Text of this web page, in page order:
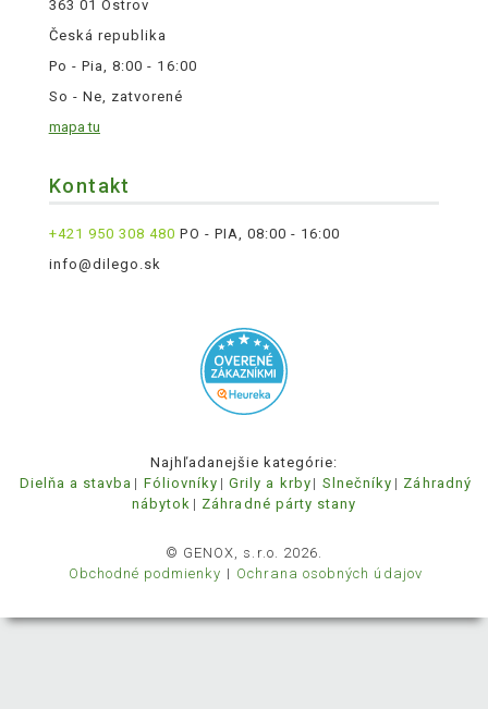
363 01 Ostrov
Česká republika
Po - Pia, 8:00 - 16:00
So - Ne, zatvorené
mapa tu
Kontakt
+421 950 308 480 PO - PIA, 08:00 - 16:00
info@dilego.sk
Najhľadanejšie kategórie:
Dielňa a stavba
Fóliovníky Grily a krby Slnečníky
Záhradný
nábytok
Záhradné párty stany
© GENOX, s.r.o. 2026.
Obchodné podmienky
Ochrana osobných údajov